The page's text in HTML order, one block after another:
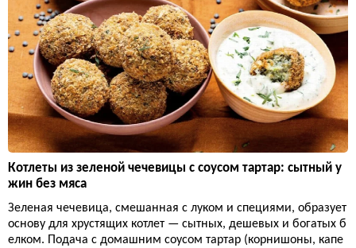
Котлеты из зеленой чечевицы с соусом тартар: сытный у
жин без мяса
Зеленая чечевица, смешанная с луком и специями, образует
основу для хрустящих котлет — сытных, дешевых и богатых б
елком. Подача с домашним соусом тартар (корнишоны, капе